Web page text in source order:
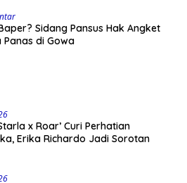
Sidang Pansus Hak Angket
di Gowa
x Roar’ Curi Perhatian
Erika Richardo Jadi Sorotan